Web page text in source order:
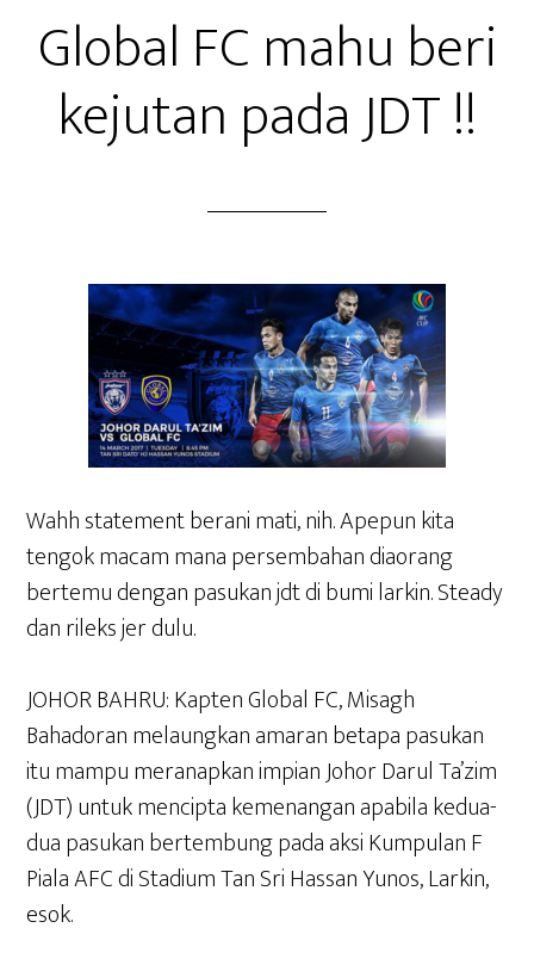
Global FC mahu beri
kejutan pada JDT !!
Wahh statement berani mati, nih. Apepun kita
tengok macam mana persembahan diaorang
bertemu dengan pasukan jdt di bumi larkin. Steady
dan rileks jer dulu.
JOHOR BAHRU: Kapten Global FC, Misagh
Bahadoran melaungkan amaran betapa pasukan
itu mampu meranapkan impian Johor Darul Ta’zim
(JDT) untuk mencipta kemenangan apabila kedua-
dua pasukan bertembung pada aksi Kumpulan F
Piala AFC di Stadium Tan Sri Hassan Yunos, Larkin,
esok.